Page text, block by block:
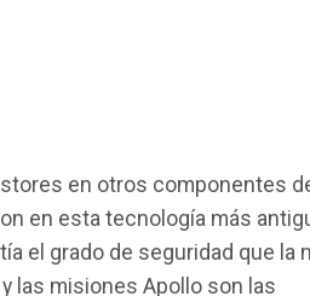
en otros componentes
en esta tecnologí­a más
el grado de seguridad que la
las misiones Apollo son las